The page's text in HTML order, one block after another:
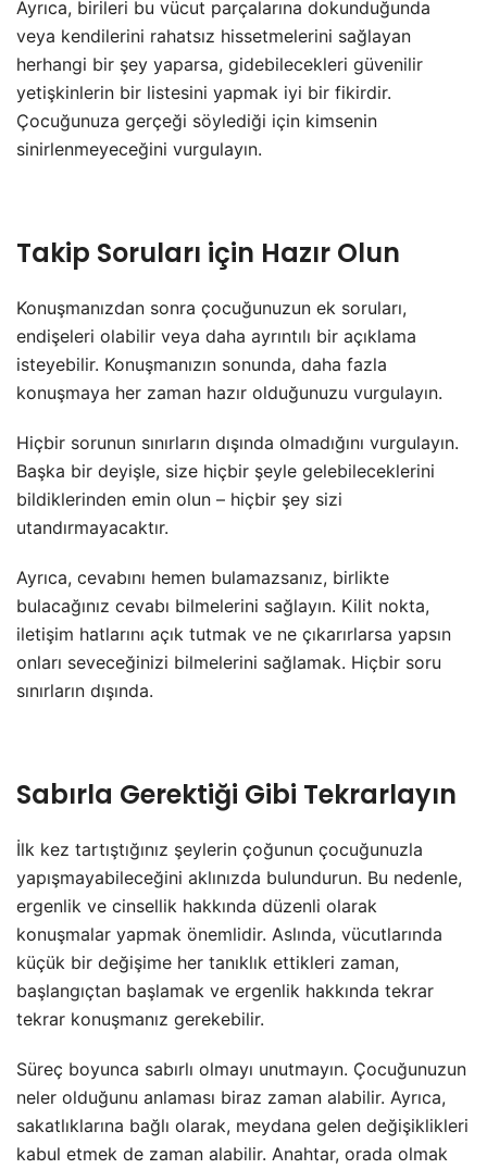
Ayrıca, birileri bu vücut parçalarına dokunduğunda
veya kendilerini rahatsız hissetmelerini sağlayan
herhangi bir şey yaparsa, gidebilecekleri güvenilir
yetişkinlerin bir listesini yapmak iyi bir fikirdir.
Çocuğunuza gerçeği söylediği için kimsenin
sinirlenmeyeceğini vurgulayın.
Takip Soruları için Hazır Olun
Konuşmanızdan sonra çocuğunuzun ek soruları,
endişeleri olabilir veya daha ayrıntılı bir açıklama
isteyebilir. Konuşmanızın sonunda, daha fazla
konuşmaya her zaman hazır olduğunuzu vurgulayın.
Hiçbir sorunun sınırların dışında olmadığını vurgulayın.
Başka bir deyişle, size hiçbir şeyle gelebileceklerini
bildiklerinden emin olun – hiçbir şey sizi
utandırmayacaktır.
Ayrıca, cevabını hemen bulamazsanız, birlikte
bulacağınız cevabı bilmelerini sağlayın. Kilit nokta,
iletişim hatlarını açık tutmak ve ne çıkarırlarsa yapsın
onları seveceğinizi bilmelerini sağlamak. Hiçbir soru
sınırların dışında.
Sabırla Gerektiği Gibi Tekrarlayın
İlk kez tartıştığınız şeylerin çoğunun çocuğunuzla
yapışmayabileceğini aklınızda bulundurun. Bu nedenle,
ergenlik ve cinsellik hakkında düzenli olarak
konuşmalar yapmak önemlidir. Aslında, vücutlarında
küçük bir değişime her tanıklık ettikleri zaman,
başlangıçtan başlamak ve ergenlik hakkında tekrar
tekrar konuşmanız gerekebilir.
Süreç boyunca sabırlı olmayı unutmayın. Çocuğunuzun
neler olduğunu anlaması biraz zaman alabilir. Ayrıca,
sakatlıklarına bağlı olarak, meydana gelen değişiklikleri
kabul etmek de zaman alabilir. Anahtar, orada olmak